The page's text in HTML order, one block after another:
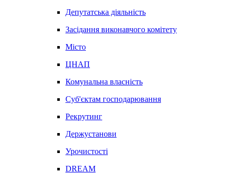
Депутатська діяльність
Засідання виконавчого комітету
Місто
ЦНАП
Комунальна власність
Суб'єктам господарювання
Рекрутинг
Держустанови
Урочистості
DREAM